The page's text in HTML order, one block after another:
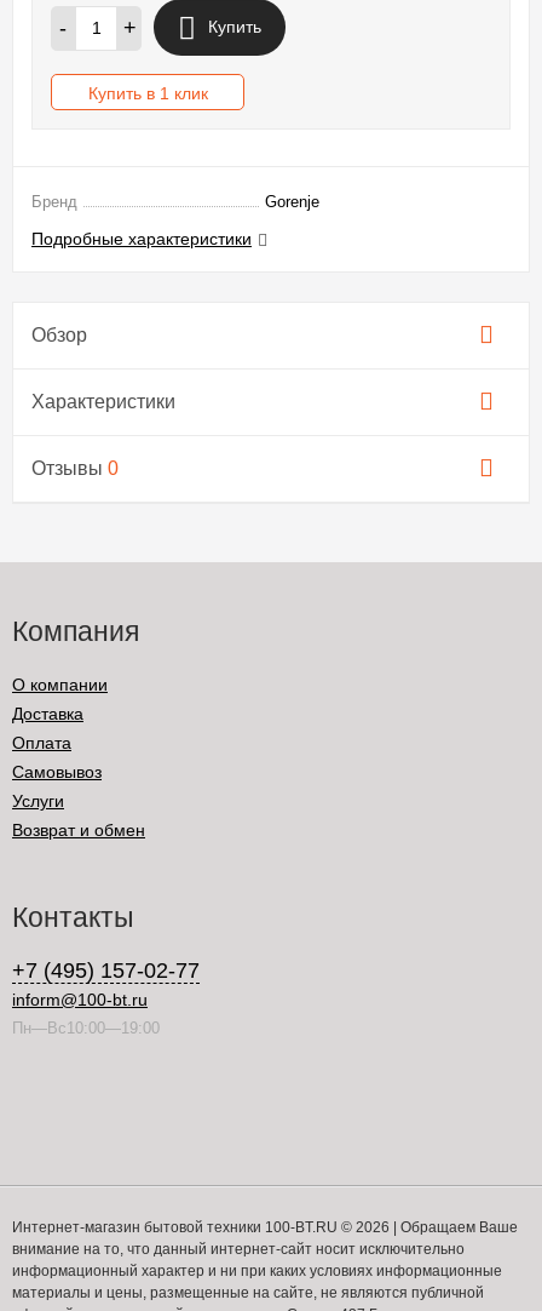
- + Купить
Купить в 1 клик
Бренд Gorenje
Подробные характеристики
Обзор
Характеристики
Отзывы 0
Компания
О компании
Доставка
Оплата
Самовывоз
Услуги
Возврат и обмен
Контакты
+7 (495) 157-02-77
inform@100-bt.ru
Пн—Вс10:00—19:00
Интернет-магазин бытовой техники 100-BT.RU © 2026 | Обращаем Ваше
внимание на то, что данный интернет-сайт носит исключительно
информационный характер и ни при каких условиях информационные
материалы и цены, размещенные на сайте, не являются публичной